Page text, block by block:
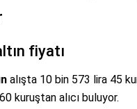
fiyatı
alışta 10 bin 573 lira 45
kuruştan alıcı buluyor.